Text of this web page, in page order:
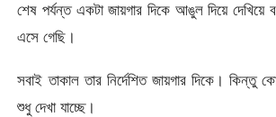
শেষ পর্যন্ত একটা জায়গার দিকে আঙুল দিয়ে
এসে গেছি।
সবাই তাকাল তার নির্দেশিত জায়গার দিকে। কিন্তু
শুধু দেখা যাচ্ছে।